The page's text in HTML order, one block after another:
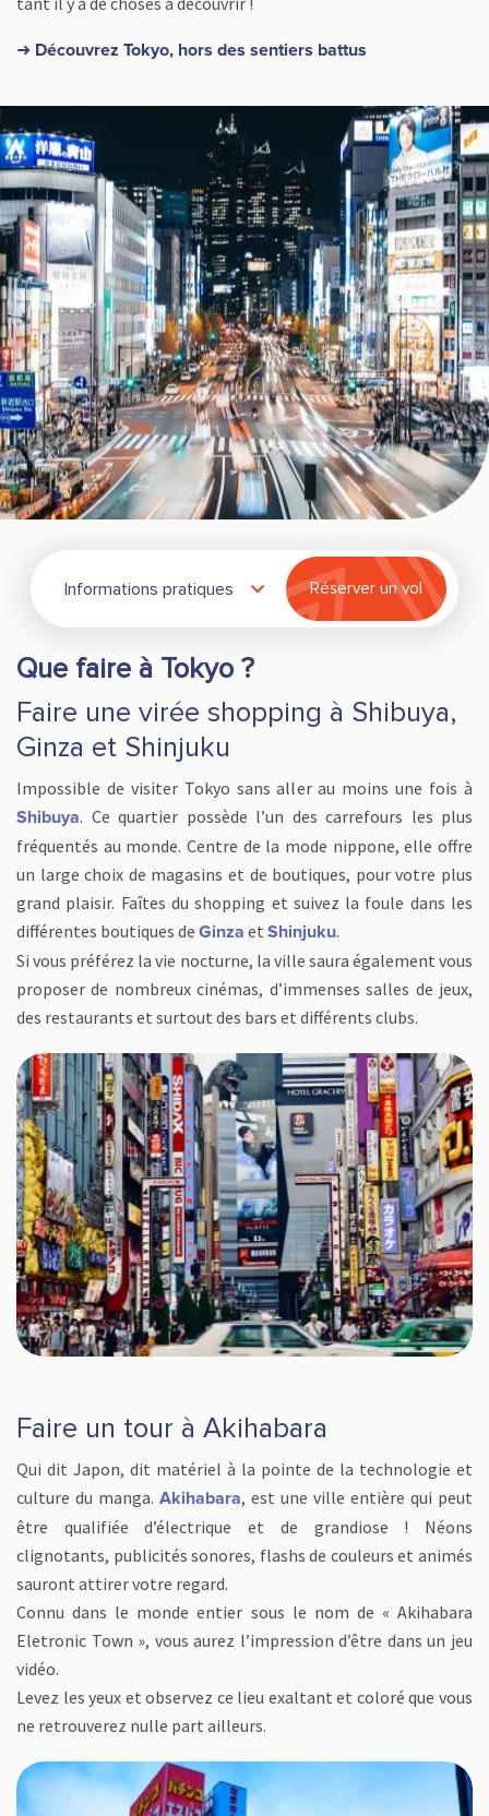
➜ Découvrez Tokyo, hors des sentiers battus
Informations pratiques Réserver un vol
Que faire à Tokyo ?
Faire une virée shopping à Shibuya,
Ginza et Shinjuku
Impossible de visiter Tokyo sans aller au moins une fois à
Shibuya. Ce quartier possède l’un des carrefours les plus
fréquentés au monde. Centre de la mode nippone, elle offre
un large choix de magasins et de boutiques, pour votre plus
grand plaisir. Faîtes du shopping et suivez la foule dans les
différentes boutiques de Ginza et Shinjuku.
Si vous préférez la vie nocturne, la ville saura également vous
proposer de nombreux cinémas, d’immenses salles de jeux,
des restaurants et surtout des bars et différents clubs.
Faire un tour à Akihabara
Qui dit Japon, dit matériel à la pointe de la technologie et
culture du manga. Akihabara, est une ville entière qui peut
être qualifiée d’électrique et de grandiose ! Néons
clignotants, publicités sonores, flashs de couleurs et animés
sauront attirer votre regard.
Connu dans le monde entier sous le nom de « Akihabara
Eletronic Town », vous aurez l’impression d’être dans un jeu
vidéo.
Levez les yeux et observez ce lieu exaltant et coloré que vous
ne retrouverez nulle part ailleurs.